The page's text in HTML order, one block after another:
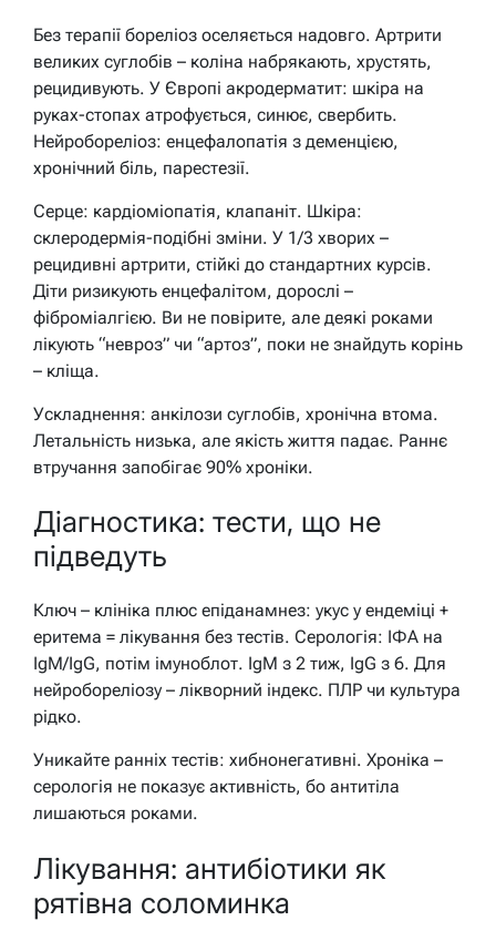
Без терапії бореліоз оселяється надовго. Артрити
великих суглобів – коліна набрякають, хрустять,
рецидивують. У Європі акродерматит: шкіра на
руках-стопах атрофується, синює, свербить.
Нейробореліоз: енцефалопатія з деменцією,
хронічний біль, парестезії.
Серце: кардіоміопатія, клапаніт. Шкіра:
склеродермія-подібні зміни. У 1/3 хворих –
рецидивні артрити, стійкі до стандартних курсів.
Діти ризикують енцефалітом, дорослі –
фіброміалгією. Ви не повірите, але деякі роками
лікують “невроз” чи “артоз”, поки не знайдуть корінь
– кліща.
Ускладнення: анкілози суглобів, хронічна втома.
Летальність низька, але якість життя падає. Раннє
втручання запобігає 90% хроніки.
Діагностика: тести, що не
підведуть
Ключ – клініка плюс епіданамнез: укус у ендеміці +
еритема = лікування без тестів. Серологія: ІФА на
IgM/IgG, потім імуноблот. IgM з 2 тиж, IgG з 6. Для
нейробореліозу – лікворний індекс. ПЛР чи культура
рідко.
Уникайте ранніх тестів: хибнонегативні. Хроніка –
серологія не показує активність, бо антитіла
лишаються роками.
Лікування: антибіотики як
рятівна соломинка